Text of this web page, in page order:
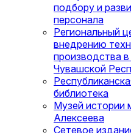
подбору и
персонала
Региональный
внедрению
производства
Чувашской
библиотека
Музей истории
Алексеева
Сетевое